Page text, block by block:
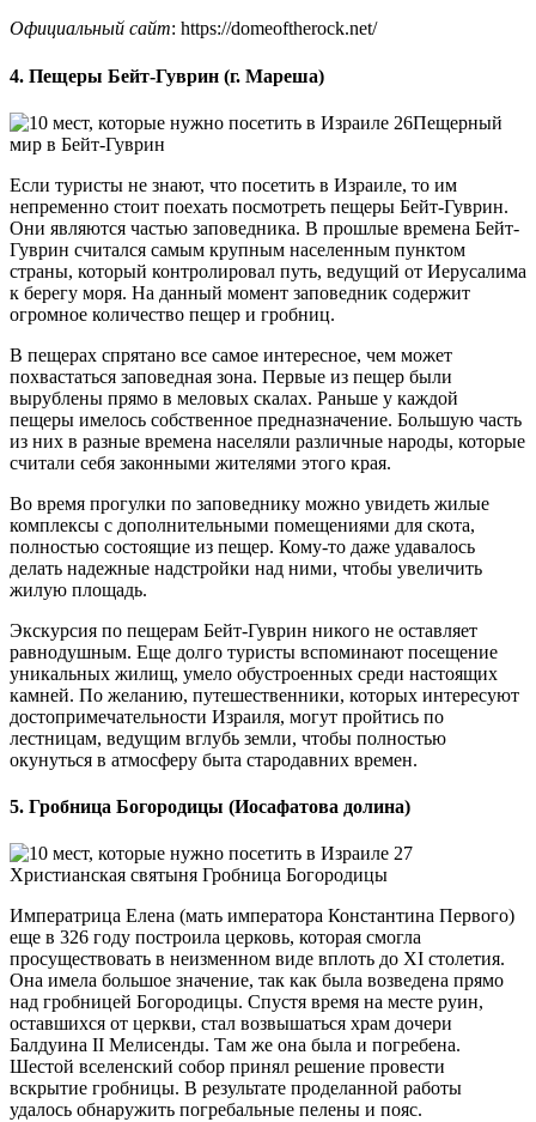
Официальный сайт: https://domeoftherock.net/
4. Пещеры Бейт-Гуврин (г. Мареша)
Пещерный
мир в Бейт-Гуврин
Если туристы не знают, что посетить в Израиле, то им
непременно стоит поехать посмотреть пещеры Бейт-Гуврин.
Они являются частью заповедника. В прошлые времена Бейт-
Гуврин считался самым крупным населенным пунктом
страны, который контролировал путь, ведущий от Иерусалима
к берегу моря. На данный момент заповедник содержит
огромное количество пещер и гробниц.
В пещерах спрятано все самое интересное, чем может
похвастаться заповедная зона. Первые из пещер были
вырублены прямо в меловых скалах. Раньше у каждой
пещеры имелось собственное предназначение. Большую часть
из них в разные времена населяли различные народы, которые
считали себя законными жителями этого края.
Во время прогулки по заповеднику можно увидеть жилые
комплексы с дополнительными помещениями для скота,
полностью состоящие из пещер. Кому-то даже удавалось
делать надежные надстройки над ними, чтобы увеличить
жилую площадь.
Экскурсия по пещерам Бейт-Гуврин никого не оставляет
равнодушным. Еще долго туристы вспоминают посещение
уникальных жилищ, умело обустроенных среди настоящих
камней. По желанию, путешественники, которых интересуют
достопримечательности Израиля, могут пройтись по
лестницам, ведущим вглубь земли, чтобы полностью
окунуться в атмосферу быта стародавних времен.
5. Гробница Богородицы (Иосафатова долина)
Христианская святыня Гробница Богородицы
Императрица Елена (мать императора Константина Первого)
еще в 326 году построила церковь, которая смогла
просуществовать в неизменном виде вплоть до XI столетия.
Она имела большое значение, так как была возведена прямо
над гробницей Богородицы. Спустя время на месте руин,
оставшихся от церкви, стал возвышаться храм дочери
Балдуина II Мелисенды. Там же она была и погребена.
Шестой вселенский собор принял решение провести
вскрытие гробницы. В результате проделанной работы
удалось обнаружить погребальные пелены и пояс.